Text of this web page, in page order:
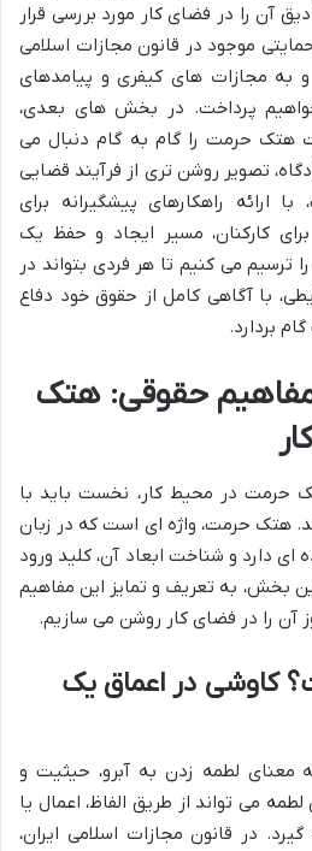
آن را در فضای کار مورد بررسی قرار
موجود در قانون مجازات اسلامی
و به مجازات های کیفری و پیامدهای
پرداخت. در بخش های بعدی،
هتک حرمت را گام به گام دنبال می
تصویر روشن تری از فرآیند قضایی
ارائه راهکارهای پیشگیرانه برای
کارکنان، مسیر ایجاد و حفظ یک
ترسیم می کنیم تا هر فردی بتواند در
با آگاهی کامل از حقوق خود دفاع
بردارد.
حقوقی: هتک
حرمت در محیط کار، نخست باید با
هتک حرمت، واژه ای است که در زبان
ای دارد و شناخت ابعاد آن، کلید ورود
بخش، به تعریف و تمایز این مفاهیم
آن را در فضای کار روشن می سازیم.
در اعماق یک
لطمه زدن به آبرو، حیثیت و
می تواند از طریق الفاظ، اعمال یا
در قانون مجازات اسلامی ایران،